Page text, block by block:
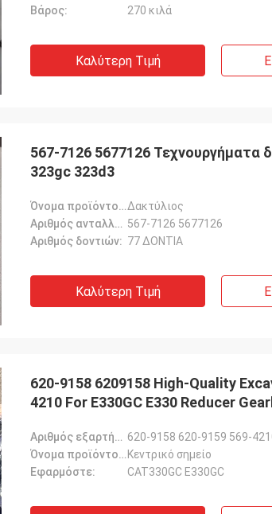
Βάρος:
270 κιλά
Καλύτερη Τιμή
567-7126 5677126 Τεχνουργήματα
323gc 323d3
Όνομα προϊόντος::Δακτύλιος
Αριθμός ανταλλακτικού:: 567-7126 5677126
Αριθμός δοντιών: 77 ΔΟΝΤΙΑ
Καλύτερη Τιμή
620-9158 6209158 High-Quality
4210 For E330GC E330 Reducer
Αριθμός εξαρτήματος:: 620-9158 620-9159 569-
Όνομα προϊόντος:: Κεντρικό σημείο
Εφαρμόστε:
CAT330GC E330GC